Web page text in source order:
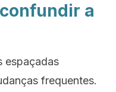
a
espaçadas
frequentes.